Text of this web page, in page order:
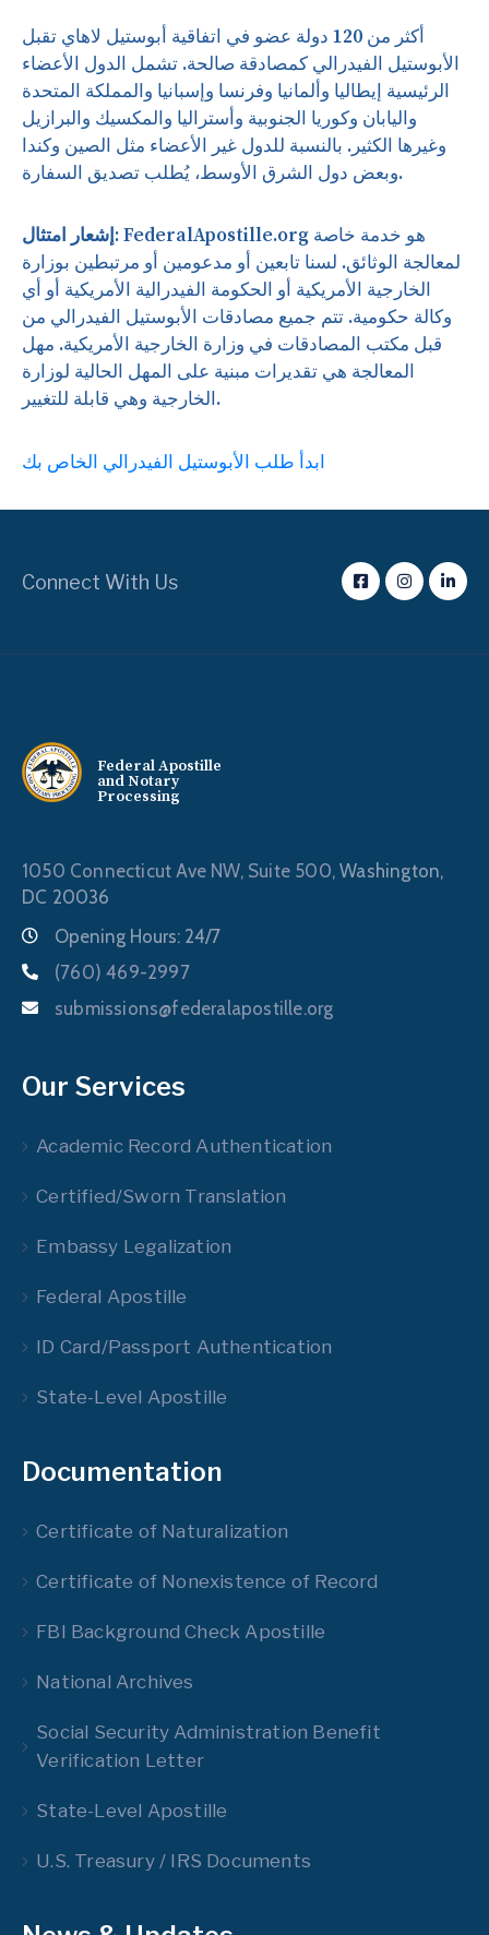
أكثر من 120 دولة عضو في اتفاقية أبوستيل لاهاي تقبل
الأبوستيل الفيدرالي كمصادقة صالحة. تشمل الدول الأعضاء
الرئيسية إيطاليا وألمانيا وفرنسا وإسبانيا والمملكة المتحدة
واليابان وكوريا الجنوبية وأستراليا والمكسيك والبرازيل
وغيرها الكثير. بالنسبة للدول غير الأعضاء مثل الصين وكندا
وبعض دول الشرق الأوسط، يُطلب تصديق السفارة.
إشعار امتثال:FederalApostille.org هو خدمة خاصة
لمعالجة الوثائق. لسنا تابعين أو مدعومين أو مرتبطين بوزارة
الخارجية الأمريكية أو الحكومة الفيدرالية الأمريكية أو أي
وكالة حكومية. تتم جميع مصادقات الأبوستيل الفيدرالي من
قبل مكتب المصادقات في وزارة الخارجية الأمريكية. مهل
المعالجة هي تقديرات مبنية على المهل الحالية لوزارة
الخارجية وهي قابلة للتغيير.
ابدأ طلب الأبوستيل الفيدرالي الخاص بك
Connect With Us
Federal Apostille
and Notary
Processing
1050 Connecticut Ave NW, Suite 500,Washington,
DC 20036
Opening Hours: 24/7
(760) 469-2997
submissions@federalapostille.org
Our Services
Academic Record Authentication
Certified/Sworn Translation
Embassy Legalization
Federal Apostille
ID Card/Passport Authentication
State-Level Apostille
Documentation
Certificate of Naturalization
Certificate of Nonexistence of Record
FBI Background Check Apostille
National Archives
Social Security Administration Benefit
Verification Letter
State-Level Apostille
U.S. Treasury / IRS Documents